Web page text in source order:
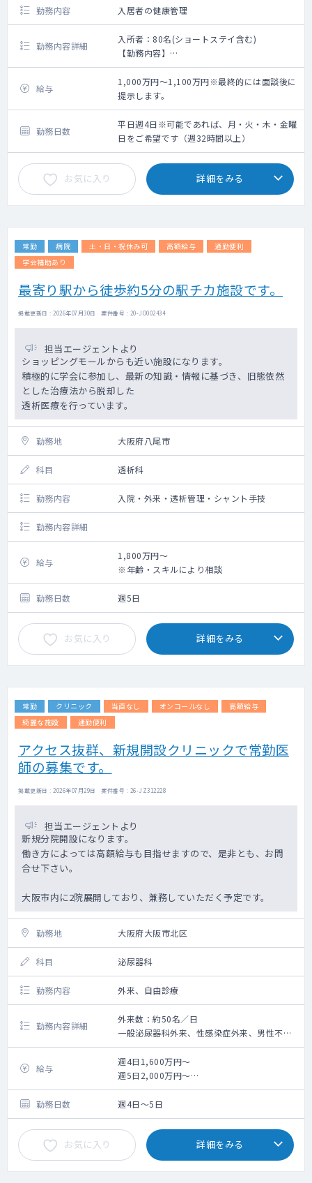
勤務内容 入居者の健康管理
勤務内容詳細
入所者：80名(ショートステイ含む)
【勤務内容】
入居者の健康管理業務をお願いいたします。
・ショートステイ込みで最大80名です。
・夜間の出勤はほとんどありませんが、患者
さんの容態によって電話対応をお願いする可
能性がございます。
時期によりますが、頻度は多くて月3回程度で
す。
給与
1,000万円～1,100万円※最終的には面談後に
提示します。
勤務日数
平日週4日※可能であれば、月・火・木・金曜
日をご希望です（週32時間以上）
お気に入り 詳細をみる
常勤 病院 土・日・祝休み可 高額給与
通勤便利
学会補助あり
最寄り駅から徒歩約5分の駅チカ施設です。
掲載更新日 : 2026年07月30日 案件番号 : 20-JO002434
担当エージェントより
ショッピングモールからも近い施設になります。
積極的に学会に参加し、最新の知識・情報に基づき、旧態依然
とした治療法から脱却した
透析医療を行っています。
勤務地 大阪府八尾市
科目 透析科
勤務内容 入院・外来・透析管理・シャント手技
勤務内容詳細
給与
1,800万円～
※年齢・スキルにより相談
勤務日数 週5日
お気に入り 詳細をみる
常勤 クリニック 当直なし オンコールなし
高額給与
綺麗な施設
通勤便利
アクセス抜群、新規開設クリニックで常勤医
師の募集です。
掲載更新日 : 2026年07月29日 案件番号 : 26-JZ312228
担当エージェントより
新規分院開設になります。
働き方によっては高額給与も目指せますので、是非とも、お問
合せ下さい。
大阪市内に2院展開しており、兼務していただく予定です。
勤務地 大阪府大阪市北区
科目 泌尿器科
勤務内容 外来、自由診療
勤務内容詳細
外来数：約50名／日
一般泌尿器科外来、性感染症外来、男性不
妊、男性更年期外来、ED治療、AGA治療等・
問診、内服処方
給与
週4日1,600万円～
週5日2,000万円～
※面談を経て決定
勤務日数
週4日～5日
お気に入り 詳細をみる